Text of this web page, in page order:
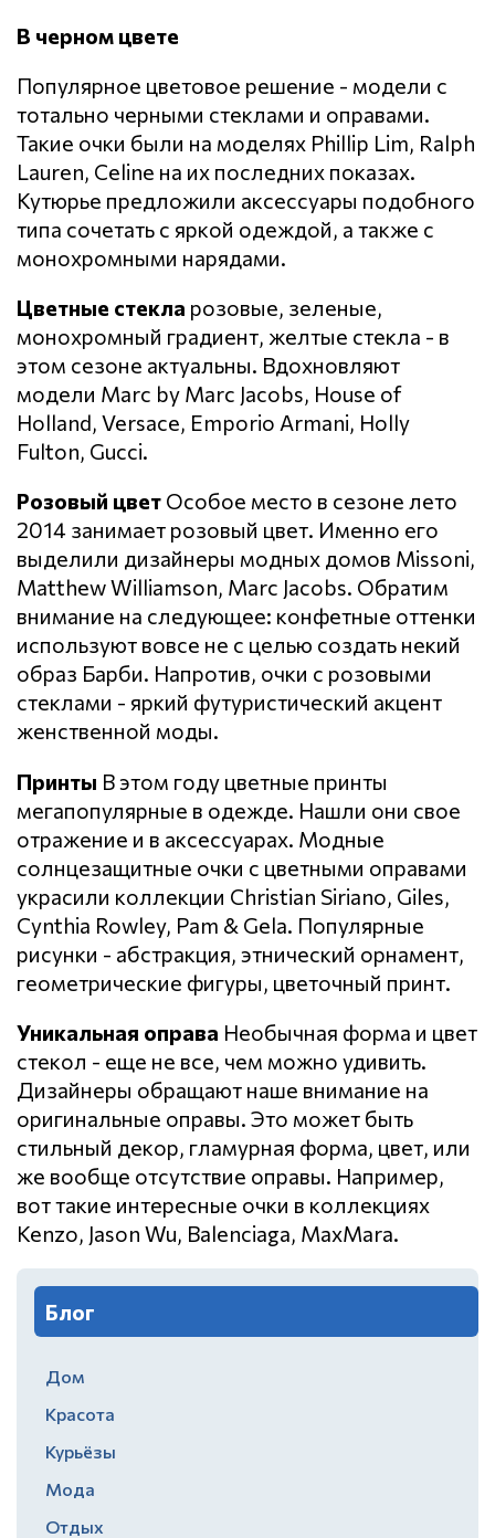
В черном цвете
Популярное цветовое решение - модели с
тотально черными стеклами и оправами.
Такие очки были на моделях Phillip Lim, Ralph
Lauren, Celine на их последних показах.
Кутюрье предложили аксессуары подобного
типа сочетать с яркой одеждой, а также с
монохромными нарядами.
Цветные стекла розовые, зеленые,
монохромный градиент, желтые стекла - в
этом сезоне актуальны. Вдохновляют
модели Marc by Marc Jacobs, House of
Holland, Versace, Emporio Armani, Holly
Fulton, Gucci.
Розовый цвет Особое место в сезоне лето
2014 занимает розовый цвет. Именно его
выделили дизайнеры модных домов Missoni,
Matthew Williamson, Marc Jacobs. Обратим
внимание на следующее: конфетные оттенки
используют вовсе не с целью создать некий
образ Барби. Напротив, очки с розовыми
стеклами - яркий футуристический акцент
женственной моды.
Принты В этом году цветные принты
мегапопулярные в одежде. Нашли они свое
отражение и в аксессуарах. Модные
солнцезащитные очки с цветными оправами
украсили коллекции Christian Siriano, Giles,
Cynthia Rowley, Pam & Gela. Популярные
рисунки - абстракция, этнический орнамент,
геометрические фигуры, цветочный принт.
Уникальная оправа Необычная форма и цвет
стекол - еще не все, чем можно удивить.
Дизайнеры обращают наше внимание на
оригинальные оправы. Это может быть
стильный декор, гламурная форма, цвет, или
же вообще отсутствие оправы. Например,
вот такие интересные очки в коллекциях
Kenzo, Jason Wu, Balenciaga, MaxMara.
Блог
Дом
Красота
Курьёзы
Мода
Отдых